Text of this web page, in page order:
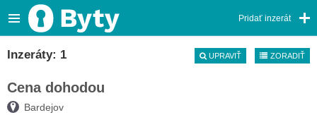
Pridať inzerát
Inzeráty: 1 UPRAVIŤ ZORADIŤ
Cena dohodou
Bardejov